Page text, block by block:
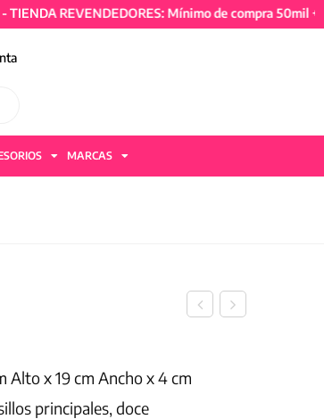
REVENDEDORES: Mínimo de compra 50mil +
MARCAS
Alto x 19 cm Ancho x 4 cm
principales, doce